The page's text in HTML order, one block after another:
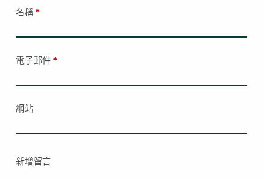
名稱*
電子郵件*
網站
新增留言